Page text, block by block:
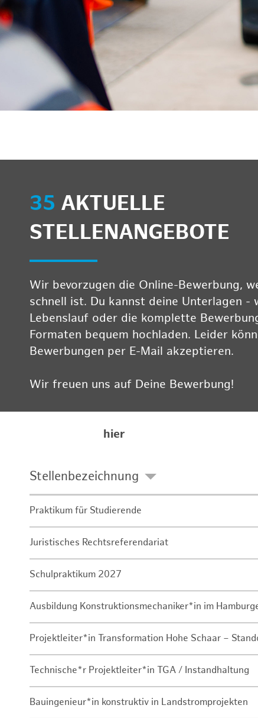
anzeigen/schließen
35 AKTUELLE
STELLENANGEBOTE
Wir bevorzugen die Online-Bewerbung,
schnell ist. Du kannst deine Unterlagen -
Lebenslauf oder die komplette
Formaten bequem hochladen. Leider
Bewerbungen per E-Mail akzeptieren.
Wir freuen uns auf Deine Bewerbung!
hier
Stellenbezeichnung
Praktikum für Studierende
Juristisches Rechtsreferendariat
Schulpraktikum 2027
Ausbildung Konstruktionsmechaniker*in im
Projektleiter*in Transformation Hohe Schaar –
Technische*r Projektleiter*in TGA / Instandhaltung
Bauingenieur*in konstruktiv in Landstromprojekten